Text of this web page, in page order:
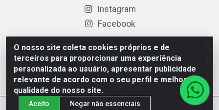
O nosso site coleta cookies próprios e de
terceiros para proporcionar uma experiência
personalizada ao usuário, apresentar publicidade
relevante de acordo com o seu perfil e melhorar a
qualidade do nosso site.
Aceito Negar não essenciais
Instagram
Facebook
DLP - AV. Engenheiro Abdias de Carvalho, 962 - Bongi -
PE - CEP 50.640-525 - CNPJ 05.429.222/0001-48